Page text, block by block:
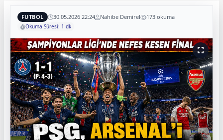
FUTBOL 30.05.2026 22:24 Nahibe Demirel 173 okuma
Okuma Süresi: 1 dk